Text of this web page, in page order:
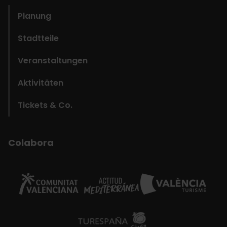
Planung
Stadtteile
Veranstaltungen
Aktivitäten
Tickets & Co.
Colabora